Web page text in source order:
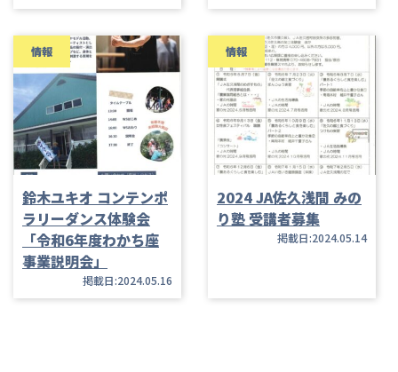
情報
鈴木ユキオ コンテンポ
ラリーダンス体験会
「令和6年度わかち座
事業説明会」
掲載日:2024.05.16
情報
2024 JA佐久浅間 みの
り塾 受講者募集
掲載日:2024.05.14